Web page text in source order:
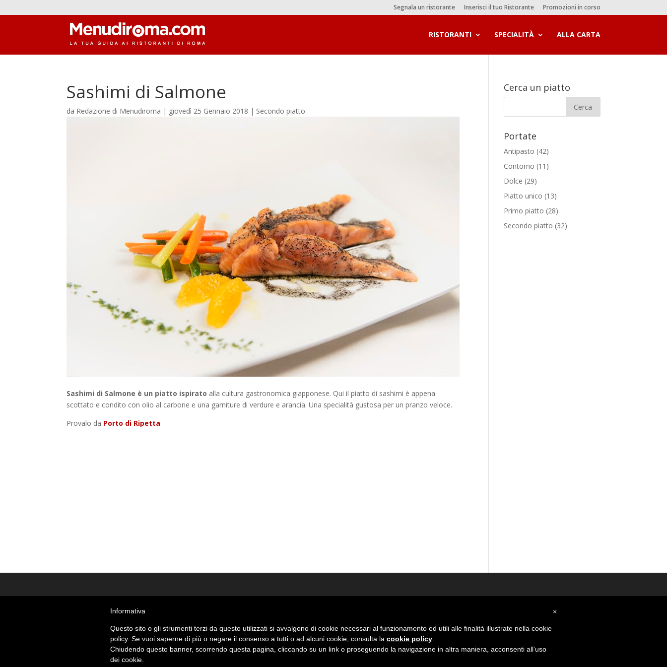
Segnala un ristorante Inserisci il tuo Ristorante Promozioni in corso
RISTORANTI SPECIALITÀ ALLA CARTA
Sashimi di Salmone
da Redazione di Menudiroma | giovedì 25 Gennaio 2018 | Secondo piatto
Sashimi di Salmone è un piatto ispirato alla cultura gastronomica giapponese. Qui il piatto di sashimi è appena
scottato e condito con olio al carbone e una garniture di verdure e arancia. Una specialità gustosa per un pranzo veloce.
Provalo da Porto di Ripetta
Cerca un piatto
Portate
Antipasto (42)
Contorno (11)
Dolce (29)
Piatto unico (13)
Primo piatto (28)
Secondo piatto (32)
© Giant Cat Studio - Roma - partita Iva 13328301000
×
Informativa
Questo sito o gli strumenti terzi da questo utilizzati si avvalgono di cookie necessari al funzionamento ed utili alle finalità illustrate nella cookie
policy. Se vuoi saperne di più o negare il consenso a tutti o ad alcuni cookie, consulta la cookie policy
Chiudendo questo banner, scorrendo questa pagina, cliccando su un link o proseguendo la navigazione in altra maniera, acconsenti all’uso
dei cookie.